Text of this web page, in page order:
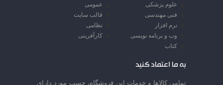
علوم پزشکی
عمومی
فنی مهندسی
قالب سایت
نرم افزار
نظامی
وب و برنامه نویسی
کارآفرینی
کتاب
به ما اعتماد کنید
تمامي كالاها و خدمات اين فروشگاه، حسب مورد داراي